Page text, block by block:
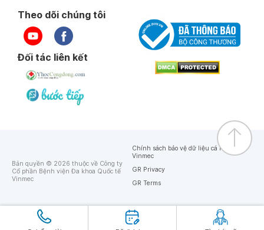
Theo dõi chúng tôi
Đối tác liên kết
Bản quyền © 2026 thuộc về Công ty
Cổ phần Bệnh viện Đa khoa Quốc tế
Vinmec
Chính sách bảo vệ dữ liệu cá nhân của
Vinmec
GR Privacy
GR Terms